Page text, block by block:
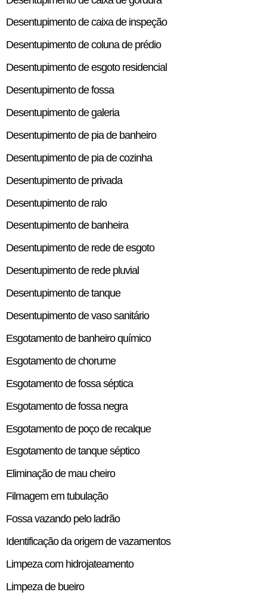
Desentupimento de caixa de inspeção
Desentupimento de coluna de prédio
Desentupimento de esgoto residencial
Desentupimento de fossa
Desentupimento de galeria
Desentupimento de pia de banheiro
Desentupimento de pia de cozinha
Desentupimento de privada
Desentupimento de ralo
Desentupimento de banheira
Desentupimento de rede de esgoto
Desentupimento de rede pluvial
Desentupimento de tanque
Desentupimento de vaso sanitário
Esgotamento de banheiro químico
Esgotamento de chorume
Esgotamento de fossa séptica
Esgotamento de fossa negra
Esgotamento de poço de recalque
Esgotamento de tanque séptico
Eliminação de mau cheiro
Filmagem em tubulação
Fossa vazando pelo ladrão
Identificação da origem de vazamentos
Limpeza com hidrojateamento
Limpeza de bueiro